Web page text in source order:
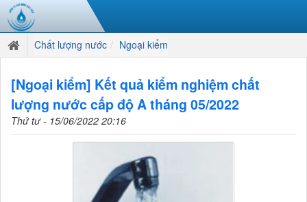
Chất lượng nước Ngoại kiểm
[Ngoại kiểm] Kết quả kiểm nghiệm chất
lượng nước cấp độ A tháng 05/2022
Thứ tư - 15/06/2022 20:16